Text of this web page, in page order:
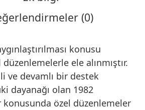
(0)
konusu
ele alınmıştır.
ve devamlı bir destek
dayanağı olan 1982
konusunda özel düzenlemeler